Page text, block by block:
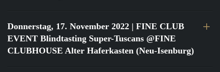
Donnerstag, 17. November 2022 | FINE CLUB
EVENT Blindtasting Super-Tuscans @FINE
CLUBHOUSE Alter Haferkasten (Neu-Isenburg)